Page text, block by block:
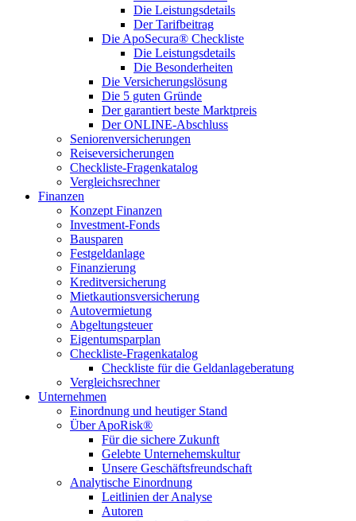
Die Leistungsdetails
Der Tarifbeitrag
Die ApoSecura® Checkliste
Die Leistungsdetails
Die Besonderheiten
Die Versicherungslösung
Die 5 guten Gründe
Der garantiert beste Marktpreis
Der ONLINE-Abschluss
Seniorenversicherungen
Reiseversicherungen
Checkliste-Fragenkatalog
Vergleichsrechner
Finanzen
Konzept Finanzen
Investment-Fonds
Bausparen
Festgeldanlage
Finanzierung
Kreditversicherung
Mietkautionsversicherung
Autovermietung
Abgeltungsteuer
Eigentumsparplan
Checkliste-Fragenkatalog
Checkliste für die Geldanlageberatung
Vergleichsrechner
Unternehmen
Einordnung und heutiger Stand
Über ApoRisk®
Für die sichere Zukunft
Gelebte Unternehemskultur
Unsere Geschäftsfreundschaft
Analytische Einordnung
Leitlinien der Analyse
Autoren